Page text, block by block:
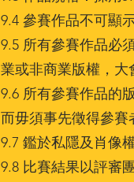
9.4 參賽作品不可顯
9.5 所有參賽作品必
業或非商業版權，大
9.6 所有參賽作品的
而毋須事先徵得參賽
9.7 鑑於私隱及肖像
9.8 比賽結果以評審